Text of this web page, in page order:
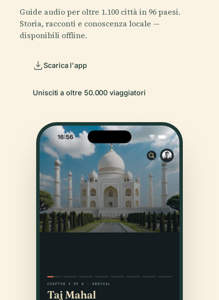
Guide audio per oltre 1.100 città in 96 paesi.
Storia, racconti e conoscenza locale —
disponibili offline.
Scarica l'app
Unisciti a oltre 50.000 viaggiatori